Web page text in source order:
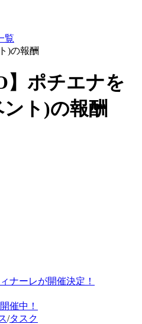
覧
)の報酬
】ポチエナを
ト)の報酬
ナーレが開催決定！
催中！
/タスク